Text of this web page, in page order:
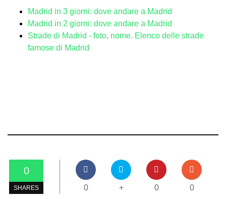
Madrid in 3 giorni: dove andare a Madrid
Madrid in 2 giorni: dove andare a Madrid
Strade di Madrid - foto, nome. Elenco delle strade
famose di Madrid
0
SHARES 0 + 0 0